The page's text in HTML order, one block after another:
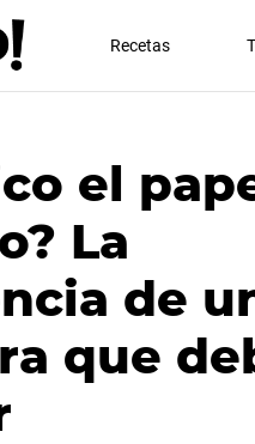
Recetas
el
La
de
que